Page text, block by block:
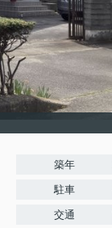
築年
駐車
交通